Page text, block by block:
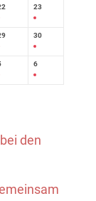
23
30
6
den